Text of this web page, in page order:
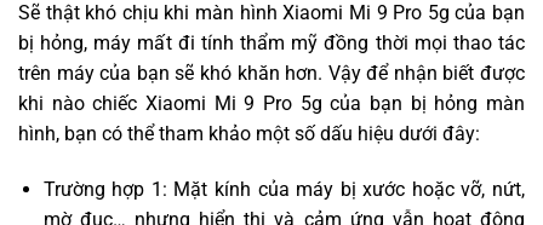
Sẽ thật khó chịu khi màn hình Xiaomi Mi 9 Pro 5g của bạn
bị hỏng, máy mất đi tính thẩm mỹ đồng thời mọi thao tác
trên máy của bạn sẽ khó khăn hơn. Vậy để nhận biết được
khi nào chiếc Xiaomi Mi 9 Pro 5g của bạn bị hỏng màn
hình, bạn có thể tham khảo một số dấu hiệu dưới đây:
Trường hợp 1: Mặt kính của máy bị xước hoặc vỡ, nứt,
mờ đục… nhưng hiển thị và cảm ứng vẫn hoạt động